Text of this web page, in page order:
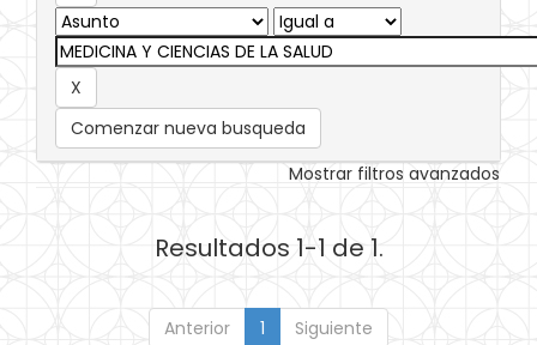
Comenzar nueva busqueda
Mostrar filtros avanzados
Resultados 1-1 de 1.
Anterior 1 Siguiente